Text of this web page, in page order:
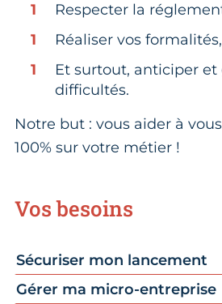
Respecter la
Réaliser vos formalités,
Et surtout, anticiper et
difficultés.
Notre but : vous aider à
100% sur votre métier !
Vos besoins
Sécuriser mon lancement
Gérer ma micro-entreprise